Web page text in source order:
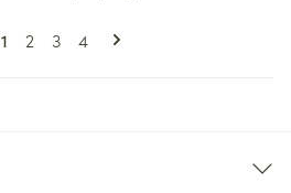
Pages
Vous lisez actuellement la page
1 Page
2 Page
3 Page
4